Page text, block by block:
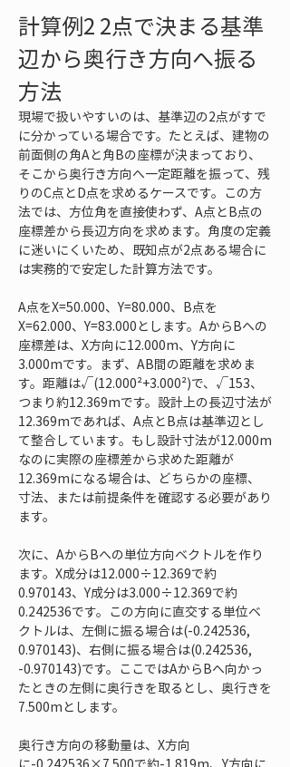
計算例2 2点で決まる基準
辺から奥行き方向へ振る
方法
現場で扱いやすいのは、基準辺の2点がすで
に分かっている場合です。たとえば、建物の
前面側の角Aと角Bの座標が決まっており、
そこから奥行き方向へ一定距離を振って、残
りのC点とD点を求めるケースです。この方
法では、方位角を直接使わず、A点とB点の
座標差から長辺方向を求めます。角度の定義
に迷いにくいため、既知点が2点ある場合に
は実務的で安定した計算方法です。
A点をX=50.000、Y=80.000、B点を
X=62.000、Y=83.000とします。AからBへの
座標差は、X方向に12.000m、Y方向に
3.000mです。まず、AB間の距離を求めま
す。距離は√(12.000²+3.000²)で、√153、
つまり約12.369mです。設計上の長辺寸法が
12.369mであれば、A点とB点は基準辺とし
て整合しています。もし設計寸法が12.000m
なのに実際の座標差から求めた距離が
12.369mになる場合は、どちらかの座標、
寸法、または前提条件を確認する必要があり
ます。
次に、AからBへの単位方向ベクトルを作り
ます。X成分は12.000÷12.369で約
0.970143、Y成分は3.000÷12.369で約
0.242536です。この方向に直交する単位ベ
クトルは、左側に振る場合は(-0.242536,
0.970143)、右側に振る場合は(0.242536,
-0.970143)です。ここではAからBへ向かっ
たときの左側に奥行きを取るとし、奥行きを
7.500mとします。
奥行き方向の移動量は、X方向
に-0.242536×7.500で約-1.819m、Y方向に